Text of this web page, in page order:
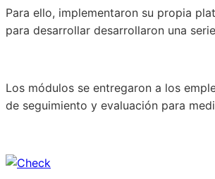
Para ello, implementaron su propia
para desarrollar desarrollaron una
Los módulos se entregaron a los
de seguimiento y evaluación para